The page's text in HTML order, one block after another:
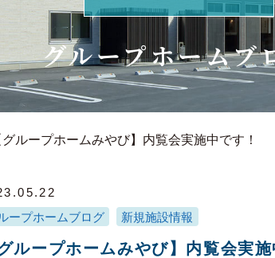
グループホームブ
ループホームみやび】内覧会実施中です！
ープホームブログ
新規施設情報
ループホームみやび】内覧会実施